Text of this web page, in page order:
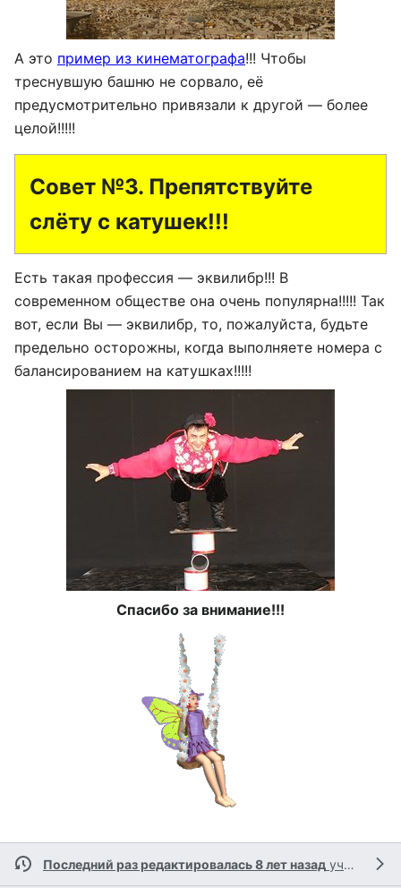
А это пример из кинематографа!!! Чтобы
треснувшую башню не сорвало, её
предусмотрительно привязали к другой — более
целой!!!!!
Совет №3. Препятствуйте
слёту с катушек!!!
Есть такая профессия — эквилибр!!! В
современном обществе она очень популярна!!!!! Так
вот, если Вы — эквилибр, то, пожалуйста, будьте
предельно осторожны, когда выполняете номера с
балансированием на катушках!!!!!
Спасибо за внимание!!!
Последний раз редактировалась 8 лет назад участником